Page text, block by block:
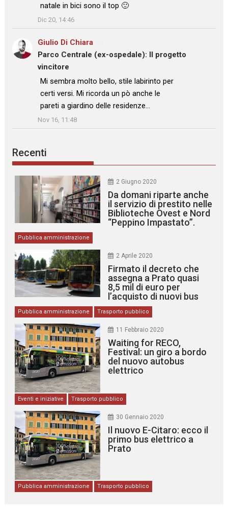
natale in bici sono il top 🙂
”
Dic 20, 14:46
Giulio Di Chiara
Parco Centrale (ex-ospedale): Il progetto
vincitore
: “
Mi sembra molto bello, stile labirinto per
certi versi. Mi ricorda un pò anche le
pareti a giardino delle residenze…
”
Nov 16, 11:48
Recenti
2 Giugno 2020
Da domani riparte anche
il servizio di prestito nelle
Biblioteche Ovest e Nord
“Peppino Impastato”.
Pubblica amministrazione
2 Aprile 2020
Firmato il decreto che
assegna a Prato quasi
8,5 mil di euro per
l’acquisto di nuovi bus
Pubblica amministrazione Trasporto pubblico
11 Febbraio 2020
Waiting for RECO,
Festival: un giro a bordo
del nuovo autobus
elettrico
Eventi e iniziative Trasporto pubblico
30 Gennaio 2020
Il nuovo E-Citaro: ecco il
primo bus elettrico a
Prato
Pubblica amministrazione Trasporto pubblico